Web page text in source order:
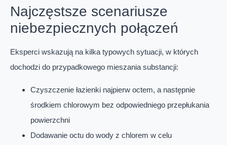
Najczęstsze scenariusze
niebezpiecznych połączeń
Eksperci wskazują na kilka typowych sytuacji, w których
dochodzi do przypadkowego mieszania substancji:
Czyszczenie łazienki najpierw octem, a następnie
środkiem chlorowym bez odpowiedniego przepłukania
powierzchni
Dodawanie octu do wody z chlorem w celu